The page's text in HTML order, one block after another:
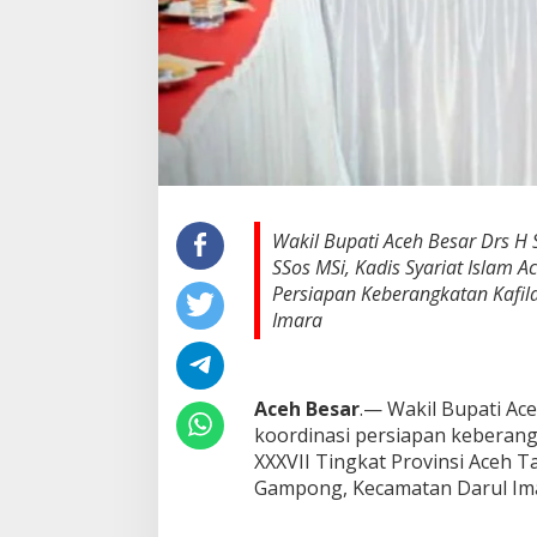
g
t
a
n
a
h
M
T
Wakil Bupati Aceh Besar Drs H
SSos MSi, Kadis Syariat Islam
Persiapan Keberangkatan
Imara
Aceh Besar.— Wakil Bupati
koordinasi persiapan
XXXVII Tingkat Provinsi Aceh
Gampong, Kecamatan Darul